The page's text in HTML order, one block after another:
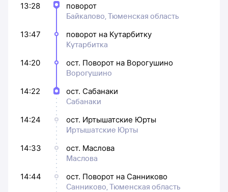
13:28
поворот
Байкалово, Тюменская область
13:47
поворот на Кутарбитку
Кутарбитка
14:20
ост. Поворот на Ворогушино
Ворогушино
14:22
ост. Сабанаки
Сабанаки
14:24
ост. Иртышатские Юрты
Иртышатские Юрты
14:33
ост. Маслова
Маслова
14:44
ост. Поворот на Санниково
Санниково, Тюменская область